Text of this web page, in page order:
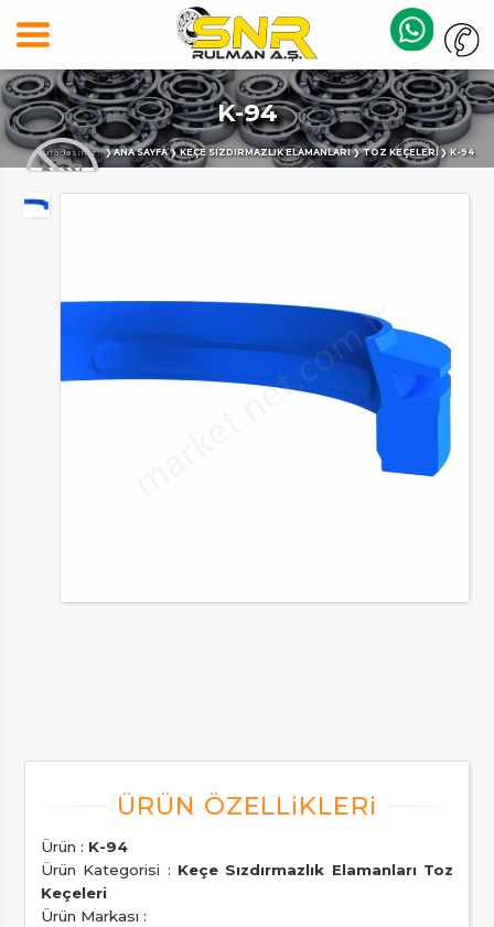
Buradasınız : K-94
TOZ KEÇELERI
KEÇE SIZDIRMAZLIK ELAMANLARI
ANA SAYFA
K-94
Ürün : K-94
Ürün Kategorisi : Keçe Sızdırmazlık Elamanları Toz
Keçeleri
Ürün Markası :